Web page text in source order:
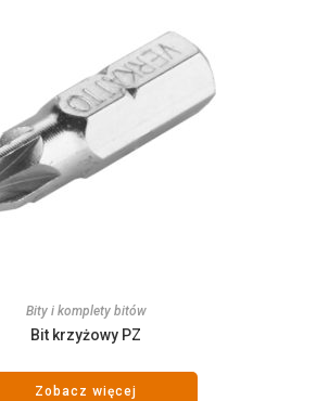
Bity i komplety bitów
Bit krzyżowy PZ
Zobacz więcej